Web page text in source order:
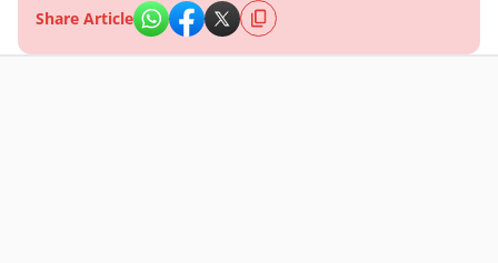
Share Article